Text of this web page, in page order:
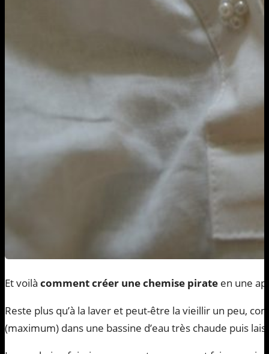
Et voilà comment créer une chemise pirate en une
Reste plus qu’à la laver et peut-être la vieillir un peu,
(maximum) dans une bassine d’eau très chaude puis